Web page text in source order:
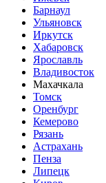
Барнаул
Ульяновск
Иркутск
Хабаровск
Ярославль
Владивосток
Махачкала
Томск
Оренбург
Кемерово
Рязань
Астрахань
Пенза
Липецк